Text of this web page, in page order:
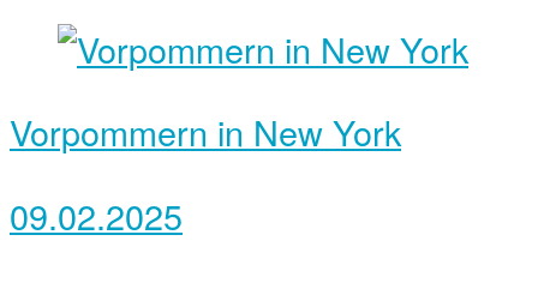
Vorpommern in New York
09.02.2025